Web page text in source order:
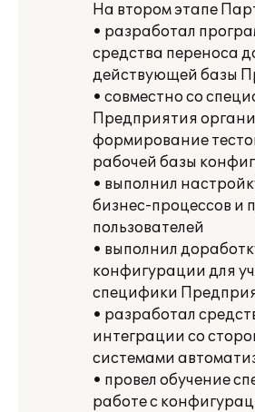
На втором этапе
• разработал
средства переноса
действующей базы
• совместно со
Предприятия
формирование
рабочей базы
• выполнил
бизнес-процессов и
пользователей
• выполнил
конфигурации для
специфики
• разработал
интеграции со
системами
• провел обучение
работе с